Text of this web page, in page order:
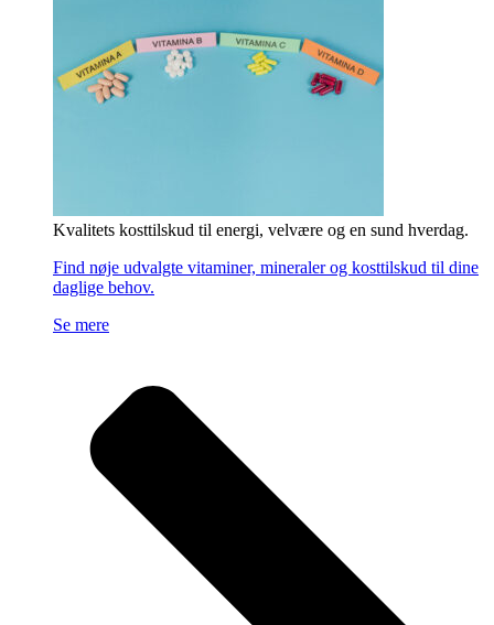
Kvalitets kosttilskud til energi, velvære og en sund hverdag.
Find nøje udvalgte vitaminer, mineraler og kosttilskud til dine
daglige behov.
Se mere